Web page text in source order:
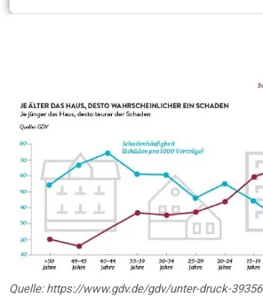
Quelle: https://www.gdv.de/gdv/unter-druck-39356